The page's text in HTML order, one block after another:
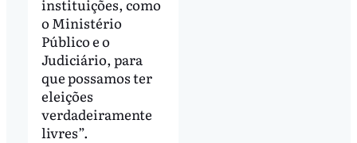
instituições, como
o Ministério
Público e o
Judiciário, para
que possamos ter
eleições
verdadeiramente
livres”.